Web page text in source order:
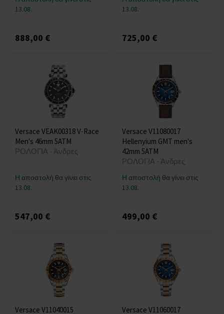
13.08.
888,00 €
13.08.
725,00 €
Versace VEAK00318 V-Race
Men's 46mm 5ATM
ΡΟΛΟΓΙΑ - Άνδρες
Η αποστολή θα γίνει στις
13.08.
547,00 €
Versace V11080017
Hellenyium GMT men's
42mm 5ATM
ΡΟΛΟΓΙΑ - Άνδρες
Η αποστολή θα γίνει στις
13.08.
499,00 €
Versace V11040015 Versace V11060017